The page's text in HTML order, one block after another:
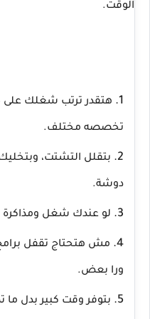
الوقت.
هتقدر ترتب شغلك
تخصصه مختلف.
بتقلل التشتت،
دوشة.
لو عندك شغل ومذاكرة
مش هتحتاج تقفل
ورا بعض.
بتوفر وقت كبير بدل